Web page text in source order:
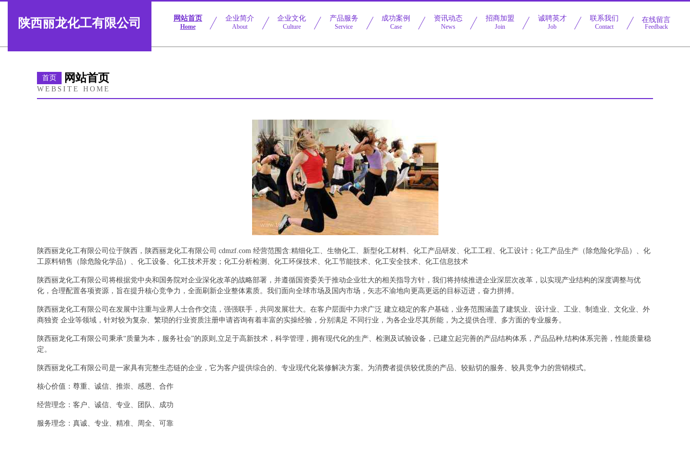
陕西丽龙化工有限公司 网站首页
Home
企业简介
About
企业文化
Culture
产品服务
Service
成功案例
Case
资讯动态
News
招商加盟
Join
诚聘英才
Job
联系我们
Contact
在线留言
Feedback
首页 网站首页
WEBSITE HOME
陕西丽龙化工有限公司位于陕西，陕西丽龙化工有限公司 cdmzf.com 经营范围含:精细化工、生物化工、新型化工材料、化工产品研发、化工工程、化工设计；化工产品生产（除危险化学品）、化
工原料销售（除危险化学品）、化工设备、化工技术开发；化工分析检测、化工环保技术、化工节能技术、化工安全技术、化工信息技术
陕西丽龙化工有限公司将根据党中央和国务院对企业深化改革的战略部署，并遵循国资委关于推动企业壮大的相关指导方针，我们将持续推进企业深层次改革，以实现产业结构的深度调整与优
化，合理配置各项资源，旨在提升核心竞争力，全面刷新企业整体素质。我们面向全球市场及国内市场，矢志不渝地向更高更远的目标迈进，奋力拼搏。
陕西丽龙化工有限公司在发展中注重与业界人士合作交流，强强联手，共同发展壮大。在客户层面中力求广泛 建立稳定的客户基础，业务范围涵盖了建筑业、设计业、工业、制造业、文化业、外
商独资 企业等领域，针对较为复杂、繁琐的行业资质注册申请咨询有着丰富的实操经验，分别满足 不同行业，为各企业尽其所能，为之提供合理、多方面的专业服务。
陕西丽龙化工有限公司秉承“质量为本，服务社会”的原则,立足于高新技术，科学管理，拥有现代化的生产、检测及试验设备，已建立起完善的产品结构体系，产品品种,结构体系完善，性能质量稳
定。
陕西丽龙化工有限公司是一家具有完整生态链的企业，它为客户提供综合的、专业现代化装修解决方案。为消费者提供较优质的产品、较贴切的服务、较具竞争力的营销模式。
核心价值：尊重、诚信、推崇、感恩、合作
经营理念：客户、诚信、专业、团队、成功
服务理念：真诚、专业、精准、周全、可靠